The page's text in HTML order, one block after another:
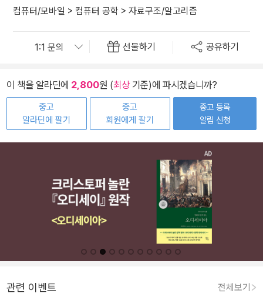
컴퓨터/모바일 > 컴퓨터 공학 > 자료구조/알고리즘
선물하기 공유하기
이 책을 알라딘에 2,800원 (최상기준)에 파시겠습니까?
중고
알라딘에 팔기
중고
회원에게 팔기
중고 등록
알림 신청
관련 이벤트 전체보기